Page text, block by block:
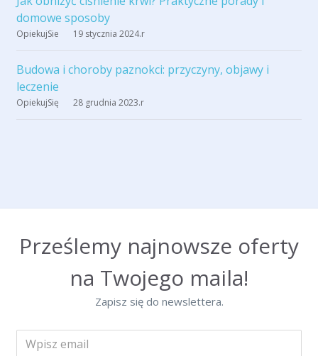
domowe sposoby
OpiekujSie 19 stycznia 2024.r
Budowa i choroby paznokci: przyczyny, objawy i
leczenie
OpiekujSię 28 grudnia 2023.r
Prześlemy najnowsze oferty
na Twojego maila!
Zapisz się do newslettera.